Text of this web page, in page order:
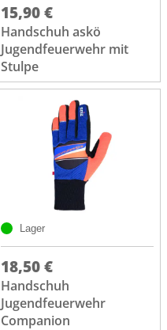
15,90 €
Handschuh askö
Jugendfeuerwehr mit
Stulpe
Lager
18,50 €
Handschuh
Jugendfeuerwehr
Companion